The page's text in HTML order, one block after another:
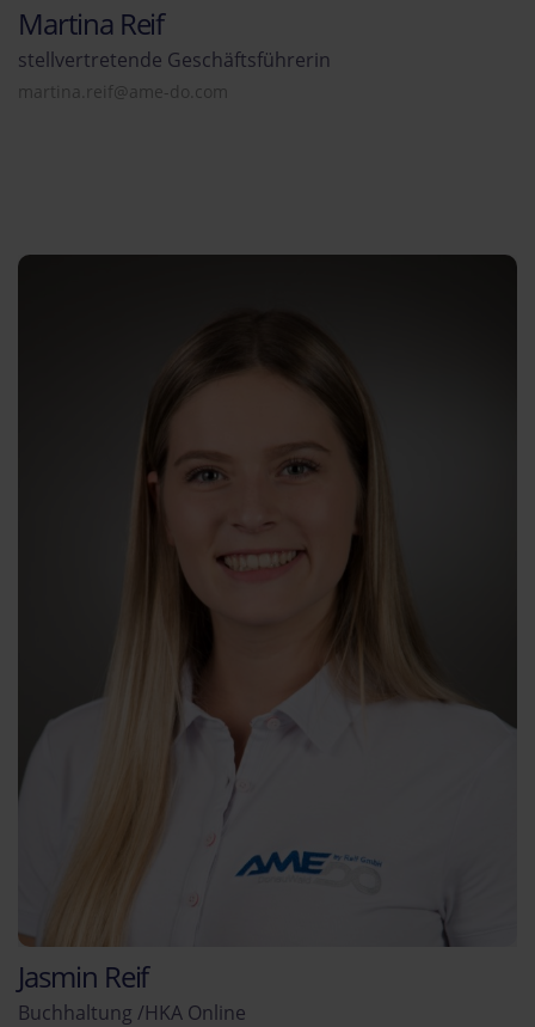
Martina Reif
stellvertretende Geschäftsführerin
martina.reif@ame-do.com
Jasmin Reif
Buchhaltung /HKA Online